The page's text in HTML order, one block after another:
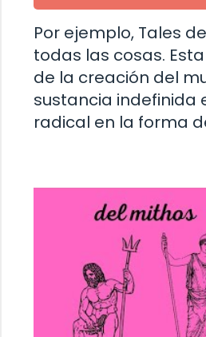
Por ejemplo, Tales
todas las cosas.
de la creación del
sustancia indefinida
radical en la forma